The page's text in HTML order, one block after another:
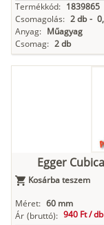
Termékkód: 1839865
Csomagolás: 2 db -
Anyag: Műagyag
Csomag: 2 db
Egger
Kosárba teszem
Méret: 60 mm
Ár (bruttó): 940 Ft /db